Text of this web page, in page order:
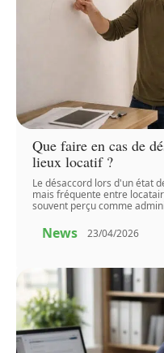
Que faire en cas de
lieux locatif ?
Le désaccord lors d'un état
mais fréquente entre
souvent perçu comme
News 23/04/2026